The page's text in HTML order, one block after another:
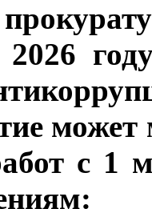
может
с 1